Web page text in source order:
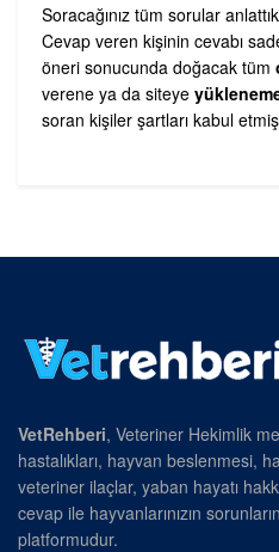
Soracağınız tüm sorular
Cevap veren kişinin cevabı
öneri sonucunda doğacak tüm
verene ya da siteye
soran kişiler şartları kabul
VetRehberi, Veteriner Hekimlik
hastalıkları, hayvan beslenmesi,
veteriner ilaçlar, yaban hayatı
cevap ile hayvanlarınızın
platformudur.